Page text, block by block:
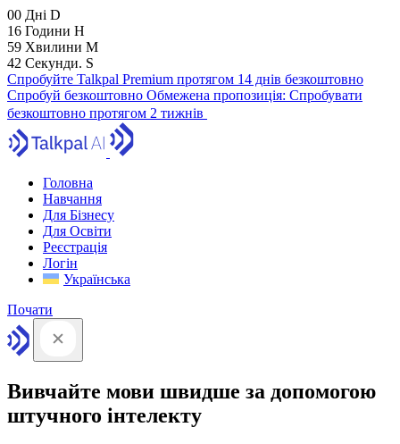
00 Дні D
16 Години H
59 Хвилини M
41 Секунди. S
Спробуйте Talkpal Premium протягом 14 днів безкоштовно
Спробуй безкоштовно Обмежена пропозиція: Спробувати
безкоштовно протягом 2 тижнів
Головна
Навчання
Для Бізнесу
Для Освіти
Реєстрація
Логін
Українська
Почати
Вивчайте мови швидше за допомогою
штучного інтелекту